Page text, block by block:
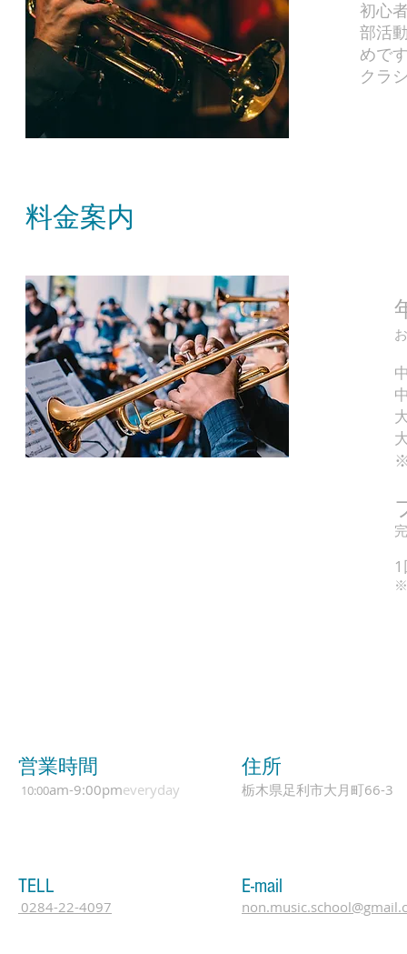
初心
部活
めで
クラ
​料金案内
​営業時間
10:00am-9:00pmeveryday
TELL
0284-22-4097
​住所
栃木県足利市大月町66-3
E-mail